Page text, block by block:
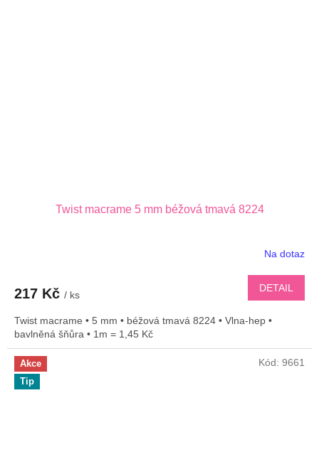
Twist macrame 5 mm béžová tmavá 8224
Na dotaz
217 Kč / ks
DETAIL
Twist macrame • 5 mm • béžová tmavá 8224 • Vlna-hep •
bavlněná šňůra • 1m = 1,45 Kč
Akce
Tip
Kód: 9661